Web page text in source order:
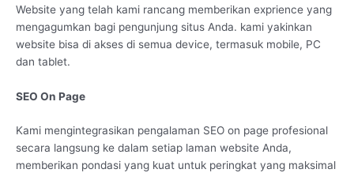
Website yang telah kami rancang memberikan exprience yang
mengagumkan bagi pengunjung situs Anda. kami yakinkan
website bisa di akses di semua device, termasuk mobile, PC
dan tablet.
SEO On Page
Kami mengintegrasikan pengalaman SEO on page profesional
secara langsung ke dalam setiap laman website Anda,
memberikan pondasi yang kuat untuk peringkat yang maksimal